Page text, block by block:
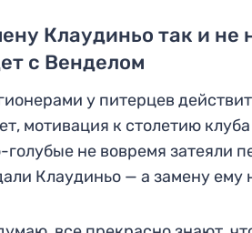
Клаудиньо так и
с Венделом
у питерцев
мотивация к столетию
голубые не вовремя затеяли
Клаудиньо — а замену ему